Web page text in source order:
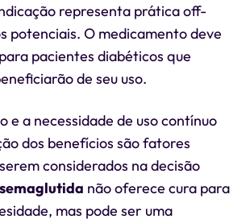
representa prática off-
potenciais. O medicamento deve
pacientes diabéticos que
de seu uso.
e a necessidade de uso contínuo
dos benefícios são fatores
considerados na decisão
semaglutida não oferece cura para
mas pode ser uma